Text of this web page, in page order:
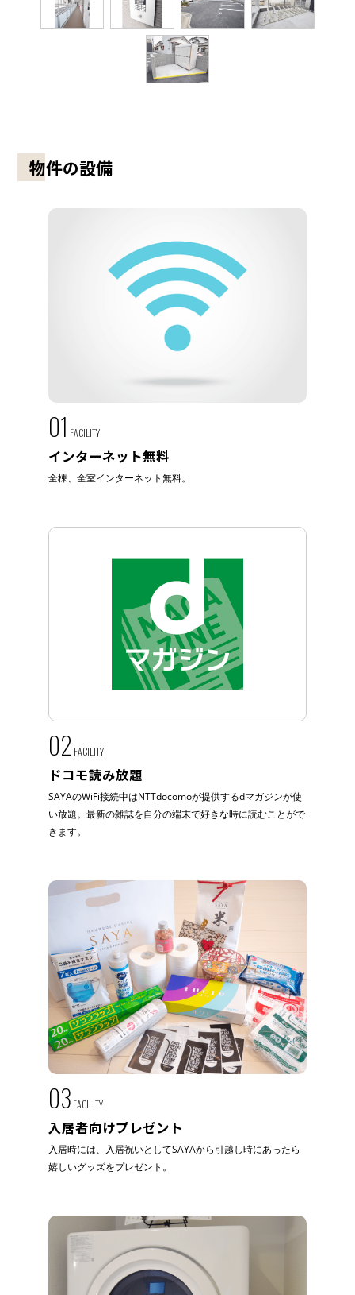
物件の設備
01 FACILITY
インターネット無料
全棟、全室インターネット無料。
02 FACILITY
ドコモ読み放題
SAYAのWiFi接続中はNTTdocomoが提供するdマガジンが使
い放題。最新の雑誌を自分の端末で好きな時に読むことがで
きます。
03 FACILITY
入居者向けプレゼント
入居時には、入居祝いとしてSAYAから引越し時にあったら
嬉しいグッズをプレゼント。